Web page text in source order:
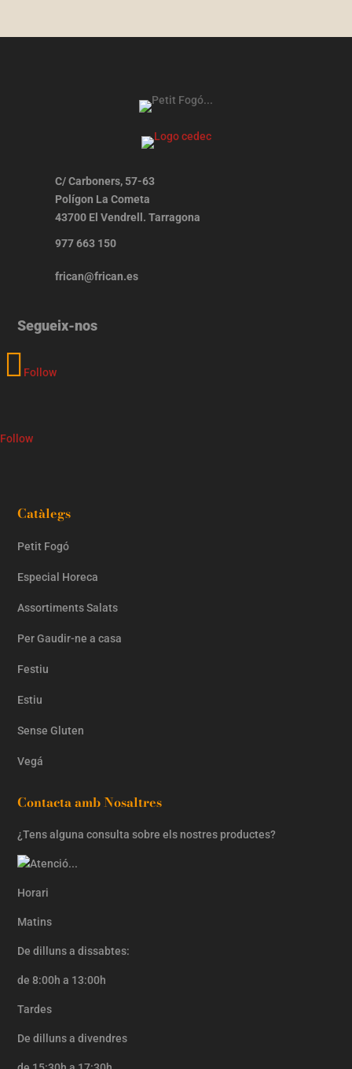
C/ Carboners, 57-63
Polígon La Cometa
43700 El Vendrell. Tarragona
977 663 150
frican@frican.es
Segueix-nos
Follow
Follow
Catàlegs
Petit Fogó
Especial Horeca
Assortiments Salats
Per Gaudir-ne a casa
Festiu
Estiu
Sense Gluten
Vegá
Contacta amb Nosaltres
¿Tens alguna consulta sobre els nostres productes?
Horari
Matins
De dilluns a dissabtes:
de 8:00h a 13:00h
Tardes
De dilluns a divendres